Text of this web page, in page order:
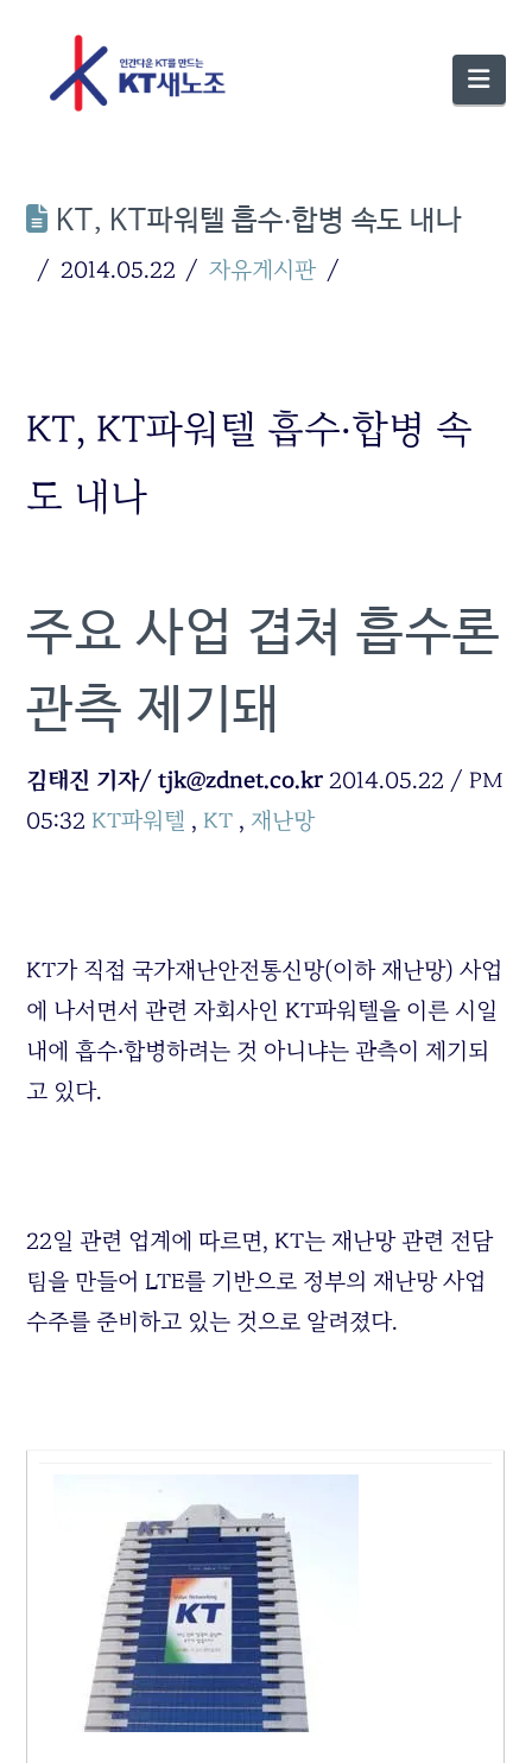
KT, KT파워텔 흡수‧합병 속도 내나
2014.05.22 자유게시판
KT, KT파워텔 흡수‧합병 속
도 내나
주요 사업 겹쳐 흡수론
관측 제기돼
김태진 기자/ tjk@zdnet.co.kr 2014.05.22 / PM
05:32 KT파워텔 , KT , 재난망
KT가 직접 국가재난안전통신망(이하 재난망) 사업
에 나서면서 관련 자회사인 KT파워텔을 이른 시일
내에 흡수‧합병하려는 것 아니냐는 관측이 제기되
고 있다.
22일 관련 업계에 따르면, KT는 재난망 관련 전담
팀을 만들어 LTE를 기반으로 정부의 재난망 사업
수주를 준비하고 있는 것으로 알려졌다.